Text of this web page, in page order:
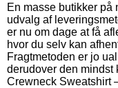
En masse butikker på
udvalg af
er nu om dage at få
hvor du selv kan
Fragtmetoden er jo
derudover den mindst
Crewneck Sweatshirt